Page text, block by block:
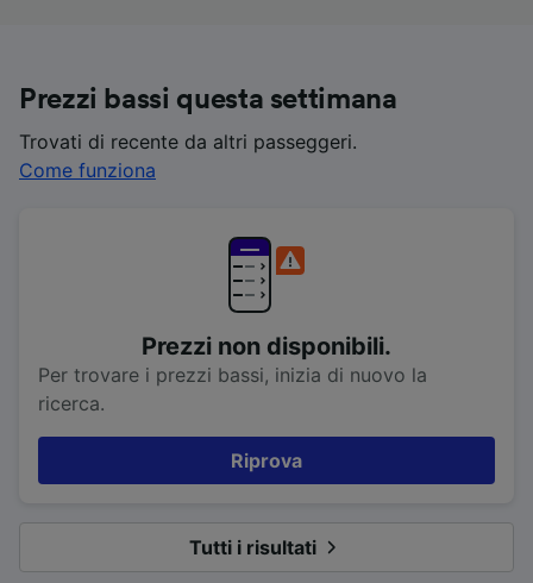
Prezzi bassi questa settimana
Trovati di recente da altri passeggeri.
Come funziona
Prezzi non disponibili.
Per trovare i prezzi bassi, inizia di nuovo la
ricerca.
Riprova
Tutti i risultati